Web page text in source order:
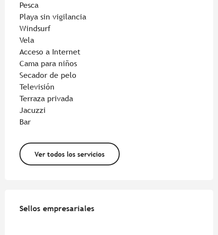
Pesca
Playa sin vigilancia
Windsurf
Vela
Acceso a Internet
Cama para niños
Secador de pelo
Televisión
Terraza privada
Jacuzzi
Bar
Ver todos los servicios
Sellos empresariales
Sellos empresariales